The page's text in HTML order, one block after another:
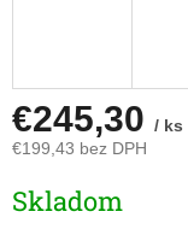
€245,30 / ks
€199,43 bez DPH
cena:
Skladom